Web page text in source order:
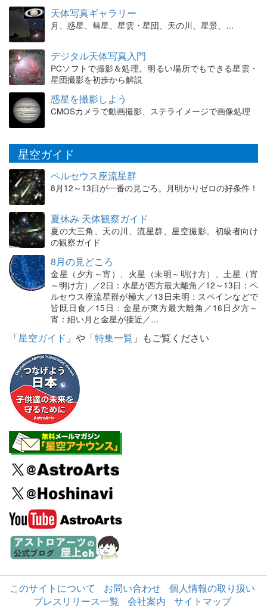
天体写真ギャラリー
月、惑星、彗星、星雲・星団、天の川、星景、…
デジタル天体写真入門
PCソフトで撮影＆処理。明るい場所でもできる星雲・
星団撮影を初歩から解説
惑星を撮影しよう
CMOSカメラで動画撮影、ステライメージで画像処理
星空ガイド
ペルセウス座流星群
8月12～13日が一番の見ごろ。月明かりゼロの好条件！
夏休み 天体観察ガイド
夏の大三角、天の川、流星群、星空撮影。初級者向け
の観察ガイド
8月の見どころ
金星（夕方～宵）、火星（未明～明け方）、土星（宵
～明け方）／2日：水星が西方最大離角／12～13日：ペ
ルセウス座流星群が極大／13日未明：スペインなどで
皆既日食／15日：金星が東方最大離角／16日夕方～
宵：細い月と金星が接近／…
「星空ガイド 」や「特集一覧 」もご覧ください
このサイトについて お問い合わせ
個人情報の取り扱い
プレスリリース一覧
会社案内 サイトマップ